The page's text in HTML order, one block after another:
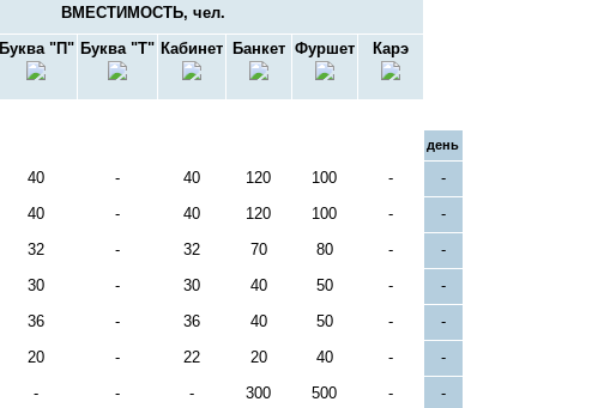
ВМЕСТИМОСТЬ, чел.
Буква "П" Буква "Т" Кабинет Банкет Фуршет Карэ
день
40 - 40 120 100 - -
40 - 40 120 100 - -
32 - 32 70 80 - -
30 - 30 40 50 - -
36 - 36 40 50 - -
20 - 22 20 40 - -
- - - 300 500 - -